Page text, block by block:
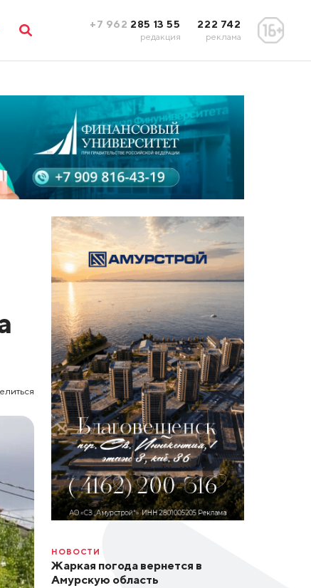
+7 962 285 13 55
редакция
222 742
реклама
НОВОСТИ
Жаркая погода вернется в
Амурскую область